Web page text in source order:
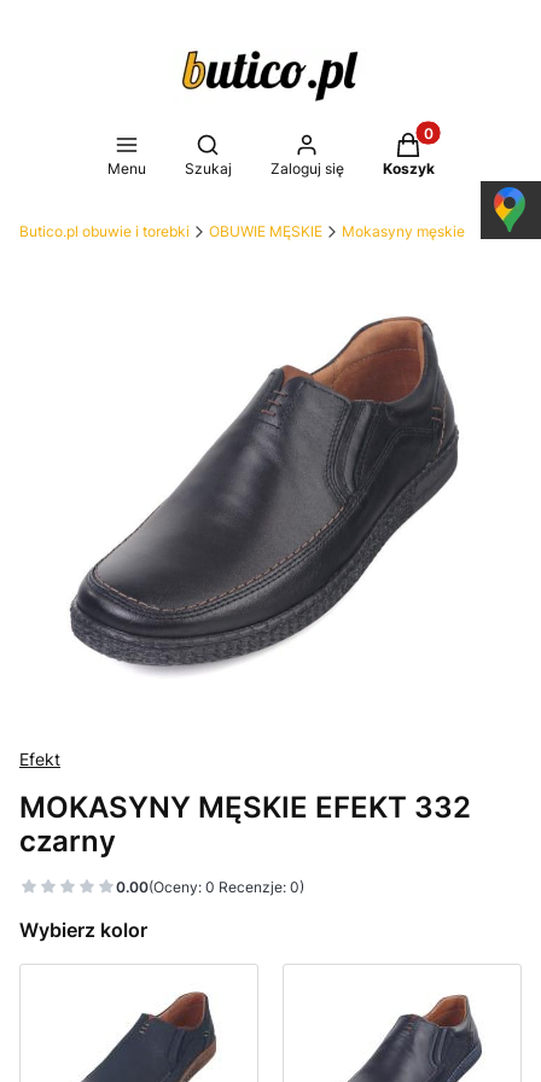
Menu
Otwórz wyszukiwarkę
Szukaj Zaloguj się
Produkty w
Koszyk
Butico.pl obuwie i torebki OBUWIE MĘSKIE Mokasyny męskie
Efekt
MOKASYNY MĘSKIE EFEKT 332
czarny
0.00(Oceny: 0 Recenzje: 0)
Wybierz kolor